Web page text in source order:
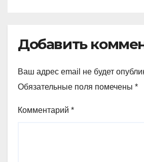
Добавить
Ваш адрес email не будет
Обязательные поля помечены *
Комментарий *